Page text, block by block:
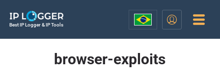
Best IP Logger & IP Tools
browser-exploits